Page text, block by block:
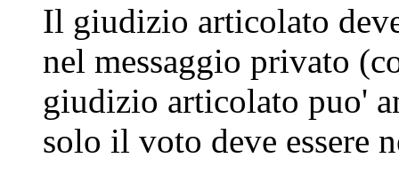
Il giudizio articolato
nel messaggio privato
giudizio articolato puo'
solo il voto deve essere